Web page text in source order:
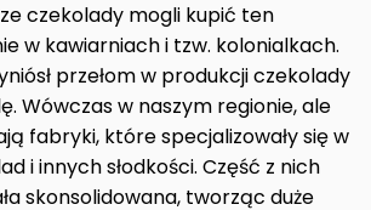
czekolady mogli kupić ten
w kawiarniach i tzw. kolonialkach.
przełom w produkcji czekolady
Wówczas w naszym regionie, ale
fabryki, które specjalizowały się w
i innych słodkości. Część z nich
skonsolidowana, tworząc duże